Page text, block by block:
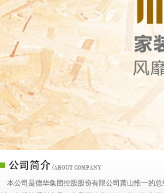
本公司是德华集团控股股份有限公司萧山惟一的